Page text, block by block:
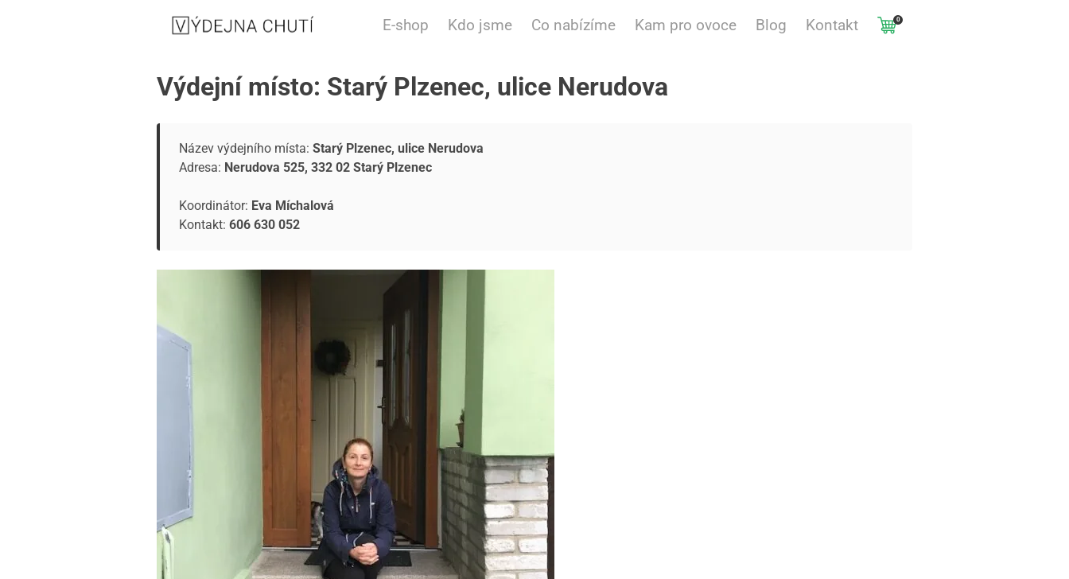
E-shop Kdo jsme Co nabízíme Kam pro ovoce Blog Kontakt 0
Výdejní místo: Starý Plzenec, ulice Nerudova
Název výdejního místa: Starý Plzenec, ulice Nerudova
Adresa: Nerudova 525, 332 02 Starý Plzenec
Koordinátor: Eva Míchalová
Kontakt: 606 630 052